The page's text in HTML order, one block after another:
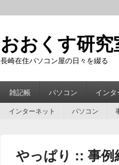
おおくす研究
長崎在住パソコン屋の日々を綴る
雑記帳 パソコン インタ
インターネット パソコン
やっぱり :: 事例